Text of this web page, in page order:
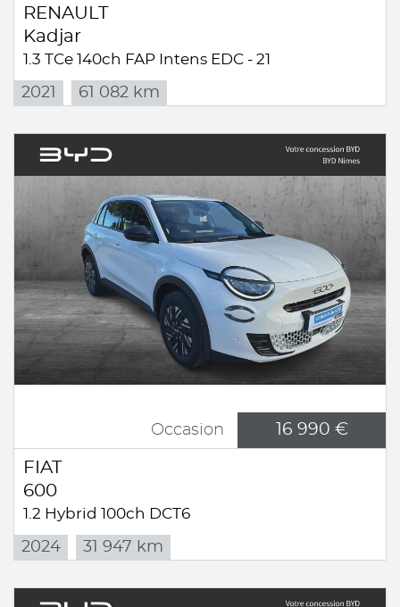
RENAULT
Kadjar
1.3 TCe 140ch FAP Intens EDC - 21
2021 61 082 km
Occasion 16 990 €
FIAT
600
1.2 Hybrid 100ch DCT6
2024 31 947 km